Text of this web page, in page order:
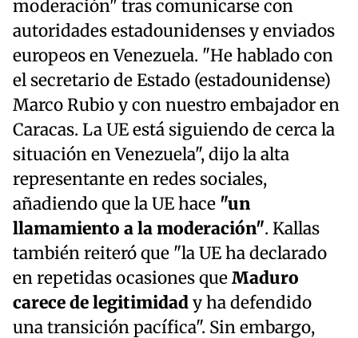
moderación" tras comunicarse con
autoridades estadounidenses y enviados
europeos en Venezuela. "He hablado con
el secretario de Estado (estadounidense)
Marco Rubio y con nuestro embajador en
Caracas. La UE está siguiendo de cerca la
situación en Venezuela", dijo la alta
representante en redes sociales,
añadiendo que la UE hace "un
llamamiento a la moderación". Kallas
también reiteró que "la UE ha declarado
en repetidas ocasiones queMaduro
carece de legitimidady ha defendido
una transición pacífica". Sin embargo,